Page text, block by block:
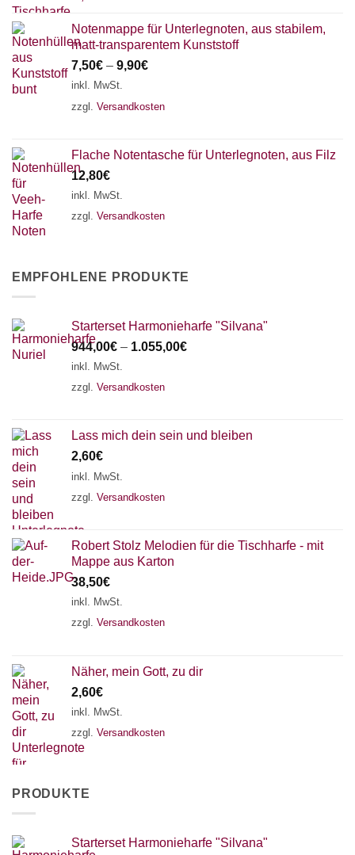
Notenmappe für Unterlegnoten, aus stabilem,
matt-transparentem Kunststoff
7,50€ – 9,90€
inkl. MwSt.
zzgl. Versandkosten
Flache Notentasche für Unterlegnoten, aus Filz
12,80€
inkl. MwSt.
zzgl. Versandkosten
EMPFOHLENE PRODUKTE
Starterset Harmonieharfe "Silvana"
944,00€ – 1.055,00€
inkl. MwSt.
zzgl. Versandkosten
Lass mich dein sein und bleiben
2,60€
inkl. MwSt.
zzgl. Versandkosten
Robert Stolz Melodien für die Tischharfe - mit
Mappe aus Karton
38,50€
inkl. MwSt.
zzgl. Versandkosten
Näher, mein Gott, zu dir
2,60€
inkl. MwSt.
zzgl. Versandkosten
PRODUKTE
Starterset Harmonieharfe "Silvana"